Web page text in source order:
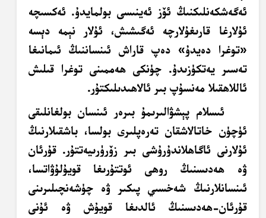
ئەگەشكەنلىكنىڭ ئۆز ئەينىسى بولمايدۇ. ئەكسىچە
ئۇلارغا قارىغۇلارچە ئەگىشىش، ئۇلار نېمە دېسە
«توغرا دەيدۇ» دەپ قاراش ئىنساننىڭ ئىمانىغا
تەسىر يەتكۈزىدۇ. چۈنكى ھەممىنى توغرا قىلىش
ئاللاھقىلا مەنسۇپ بىر ئالاھىدىلىكتۇر.
ئىسلام پېشۋالىرىمۇ بىرەر ئىنسان بولغانلىقى
ئۈچۈن خاتالاشقان تەرەپلىرى بولسا، باشقىلارنىڭ
ئۇلارنى ئاگاھلاندۇرۇشى بىر زۆرۈرىيەتتۇر. قۇرئان
ۋە ھەدىسنىڭ روھى ئوتتۇرىغا قويۇلۇۋاتسا،
ئىنسانلارنىڭ شەخسىي پىكىر ۋە چۈشەنچىلىرىنى
قۇرئان-ھەدىسنىڭ ئالدىغا قويۇش ۋە ئۇنى